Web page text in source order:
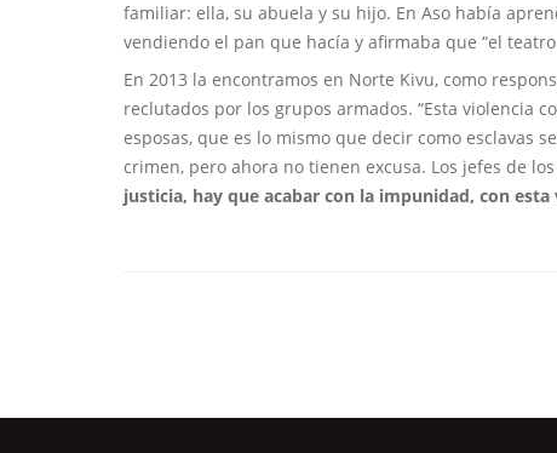
familiar: ella, su abuela y su hijo. En Aso había
vendiendo el pan que hacía y afirmaba que “el
En 2013 la encontramos en Norte Kivu, como
reclutados por los grupos armados. “Esta violencia
esposas, que es lo mismo que decir como esclavas
crimen, pero ahora no tienen excusa. Los jefes de
justicia, hay que acabar con la impunidad, con